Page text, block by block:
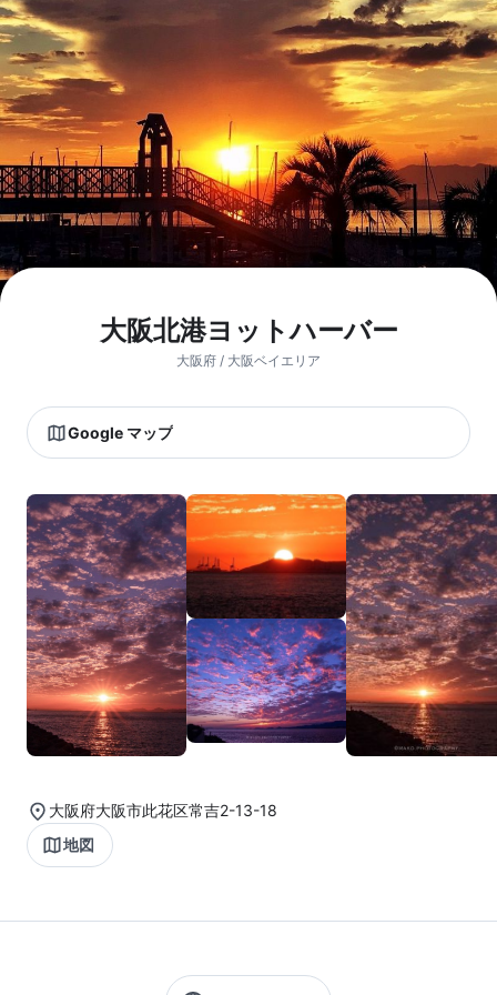
大阪北港ヨットハーバー
大阪府 / 大阪ベイエリア
Google マップ
大阪府大阪市此花区常吉2-13-18
地図